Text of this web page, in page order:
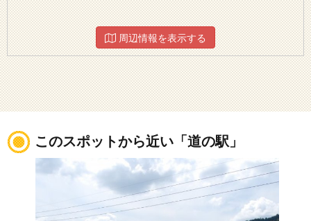
周辺情報を表示する
このスポットから近い「道の駅」